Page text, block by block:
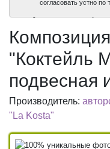
100%
100%
согласовать устно
"Коктейль
подвесная
Производитель:
"La Kosta"